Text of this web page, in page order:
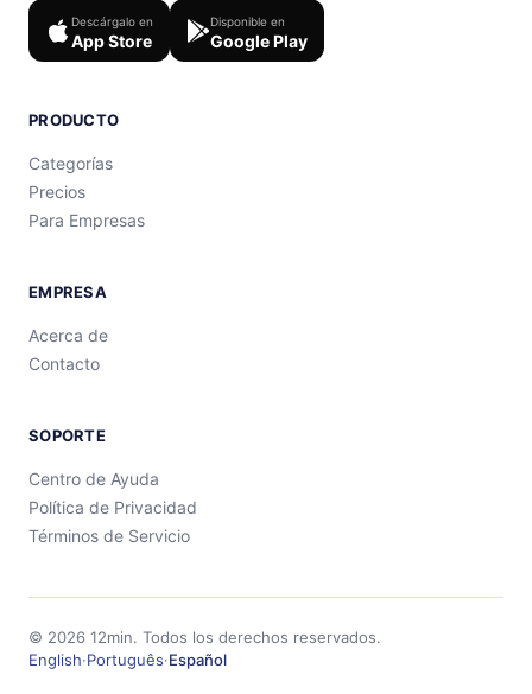
Descárgalo en
App Store
Disponible en
Google Play
PRODUCTO
Categorías
Precios
Para Empresas
EMPRESA
Acerca de
Contacto
SOPORTE
Centro de Ayuda
Política de Privacidad
Términos de Servicio
© 2026 12min. Todos los derechos reservados.
English·Português·Español